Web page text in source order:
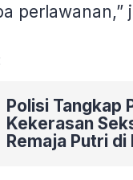
perlawanan,”
Polisi Tangkap
Kekerasan
Remaja Putri di